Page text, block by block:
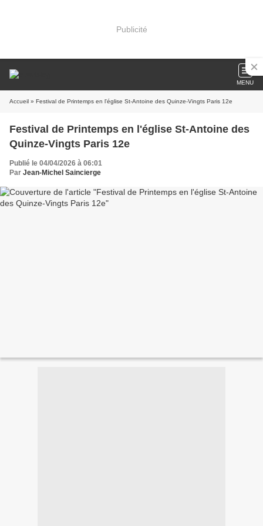
Publicité
MENU
Accueil » Festival de Printemps en l'église St-Antoine des Quinze-Vingts Paris 12e
Festival de Printemps en l'église St-Antoine des
Quinze-Vingts Paris 12e
Publié le 04/04/2026 à 06:01
Par Jean-Michel Saincierge